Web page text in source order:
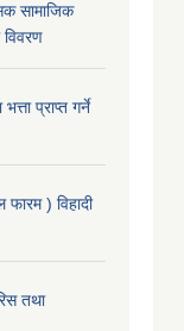
सामाजिक
विवरण
प्राप्त गर्ने
फारम ) विहादी
तथा